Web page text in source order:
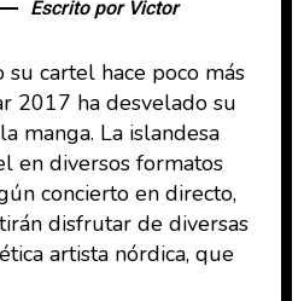
Escrito por Victor
cartel hace poco más
2017 ha desvelado su
manga. La islandesa
en diversos formatos
concierto en directo,
disfrutar de diversas
artista nórdica, que